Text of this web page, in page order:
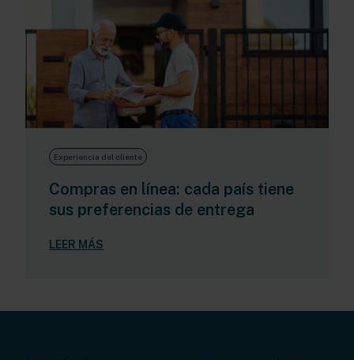
Experiencia del cliente
Compras en línea: cada país tiene
sus preferencias de entrega
LEER MÁS